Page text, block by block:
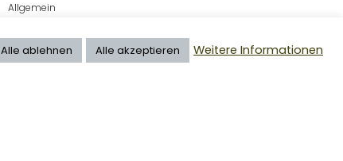
Allgemein
A-Woche
Alle ablehnen Alle akzeptieren Weitere Informationen